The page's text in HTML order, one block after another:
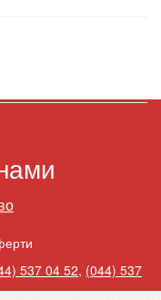
537 04 52, (044) 537